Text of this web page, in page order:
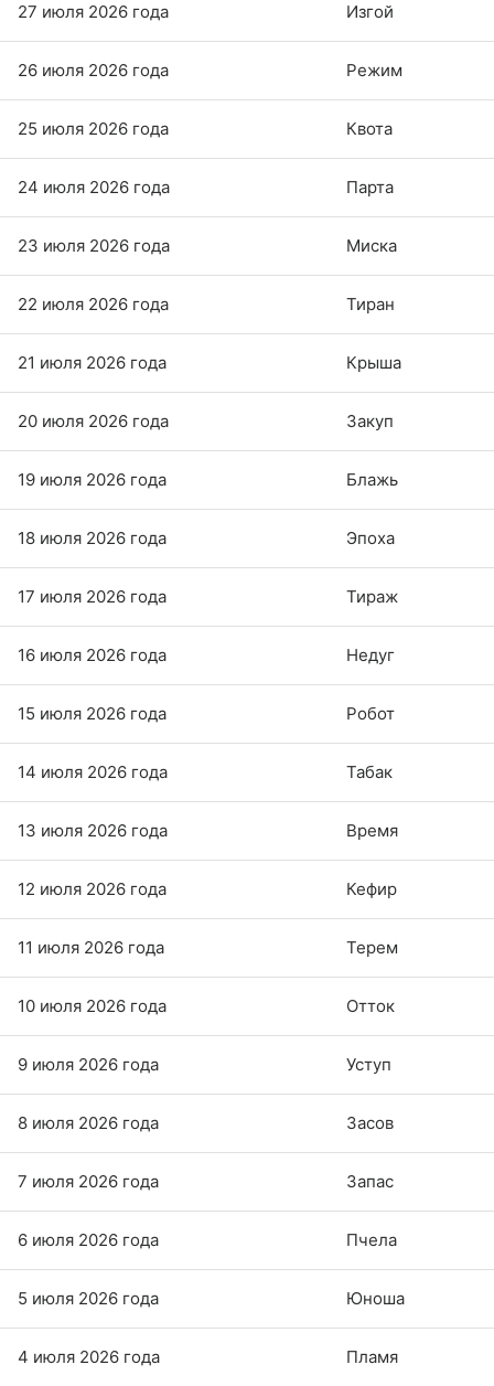
27 июля 2026 года Изгой
26 июля 2026 года Режим
25 июля 2026 года Квота
24 июля 2026 года Парта
23 июля 2026 года Миска
22 июля 2026 года Тиран
21 июля 2026 года Крыша
20 июля 2026 года Закуп
19 июля 2026 года Блажь
18 июля 2026 года Эпоха
17 июля 2026 года Тираж
16 июля 2026 года Недуг
15 июля 2026 года Робот
14 июля 2026 года Табак
13 июля 2026 года Время
12 июля 2026 года Кефир
11 июля 2026 года Терем
10 июля 2026 года Отток
9 июля 2026 года Уступ
8 июля 2026 года Засов
7 июля 2026 года Запас
6 июля 2026 года Пчела
5 июля 2026 года Юноша
4 июля 2026 года Пламя